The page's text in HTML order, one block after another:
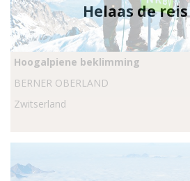
Helaas de
Hoogalpiene beklimming
BERNER OBERLAND
Zwitserland